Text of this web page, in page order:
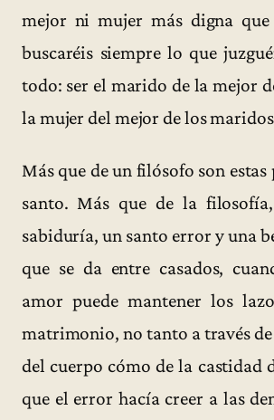
mejor ni mujer más digna que
buscaréis siempre lo que
todo: ser el marido de la mejor
la mujer del mejor de los
Más que de un filósofo son estas
santo. Más que de la
sabiduría, un santo error y una
que se da entre casados,
amor puede mantener los
matrimonio, no tanto a través
del cuerpo cómo de la castidad
que el error hacía creer a las